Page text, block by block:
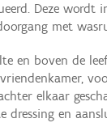
Deze wordt
met
en boven de
elkaar
dressing en